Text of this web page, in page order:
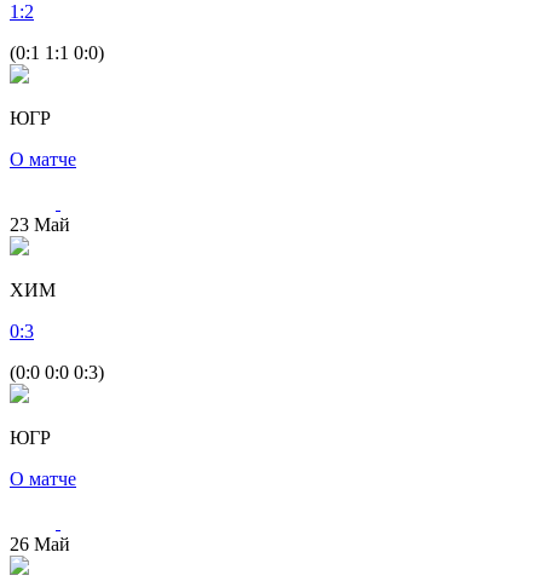
1 :2
(0:1 1:1 0:0)
ЮГР
О матче
23 Май
ХИМ
0:3
(0:0 0:0 0:3)
ЮГР
О матче
26 Май